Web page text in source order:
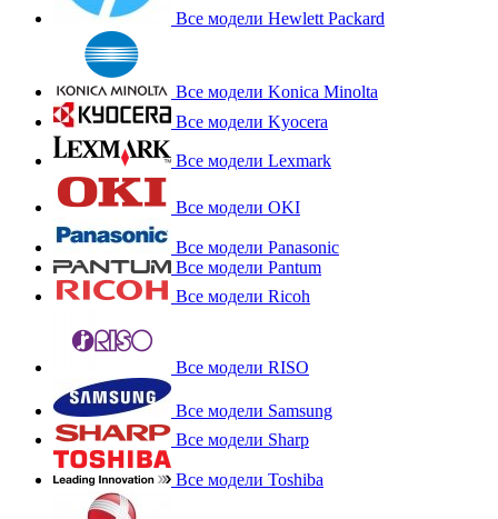
Все модели Hewlett Packard
Все модели Konica Minolta
Все модели Kyocera
Все модели Lexmark
Все модели OKI
Все модели Panasonic
Все модели Pantum
Все модели Ricoh
Все модели RISO
Все модели Samsung
Все модели Sharp
Все модели Toshiba